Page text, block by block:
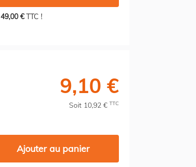
49,00 €TTC !
9,10 €
Soit 10,92 € TTC
Ajouter au panier